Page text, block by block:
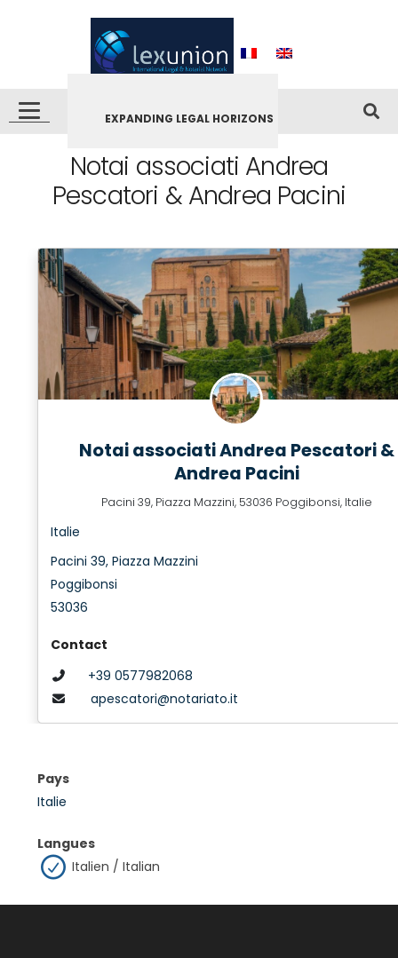
EXPANDING LEGAL HORIZONS
Notai associati Andrea
Pescatori & Andrea Pacini
Notai associati Andrea Pescatori &
Andrea Pacini
Pacini 39, Piazza Mazzini, 53036 Poggibonsi, Italie
Italie
Pacini 39, Piazza Mazzini
Poggibonsi
53036
Contact
+39 0577982068
apescatori@notariato.it
Pays
Italie
Langues
Italien / Italian